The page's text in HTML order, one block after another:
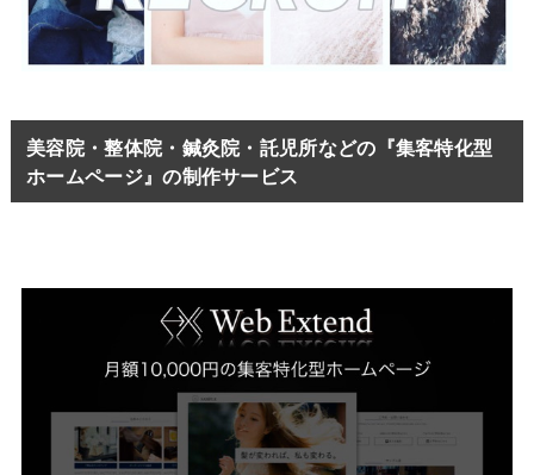
美容院・整体院・鍼灸院・託児所などの『集客特化型
ホームページ』の制作サービス